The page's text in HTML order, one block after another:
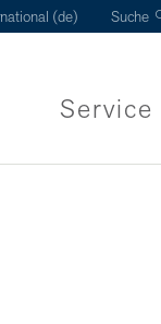
(de) Suche
Service